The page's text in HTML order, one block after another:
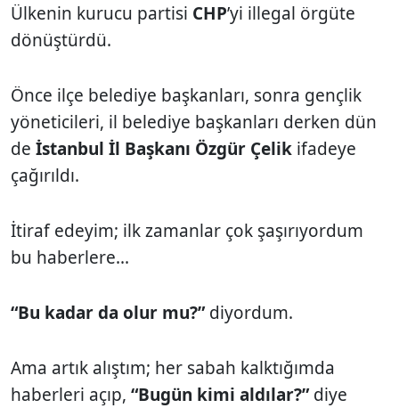
Ülkenin kurucu partisi CHP’yi illegal örgüte
dönüştürdü.
Önce ilçe belediye başkanları, sonra gençlik
yöneticileri, il belediye başkanları derken dün
de İstanbul İl Başkanı Özgür Çelik ifadeye
çağırıldı.
İtiraf edeyim; ilk zamanlar çok şaşırıyordum
bu haberlere...
“Bu kadar da olur mu?”diyordum.
Ama artık alıştım; her sabah kalktığımda
haberleri açıp, “Bugün kimi aldılar?”diye